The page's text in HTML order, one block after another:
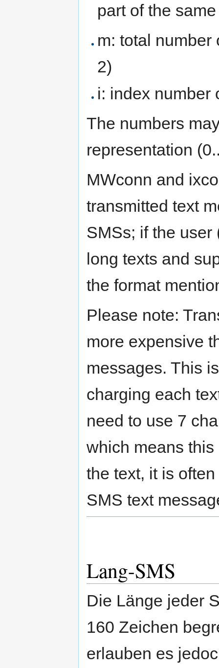
part of the
m: total number
2)
i: index number
The numbers
representation
MWconn and
transmitted text
SMSs; if the user
long texts and
the format
Please note:
more expensive
messages. This
charging each
need to use 7
which means
the text, it is
SMS text
Lang-SMS
Die Länge jeder
160 Zeichen
erlauben es